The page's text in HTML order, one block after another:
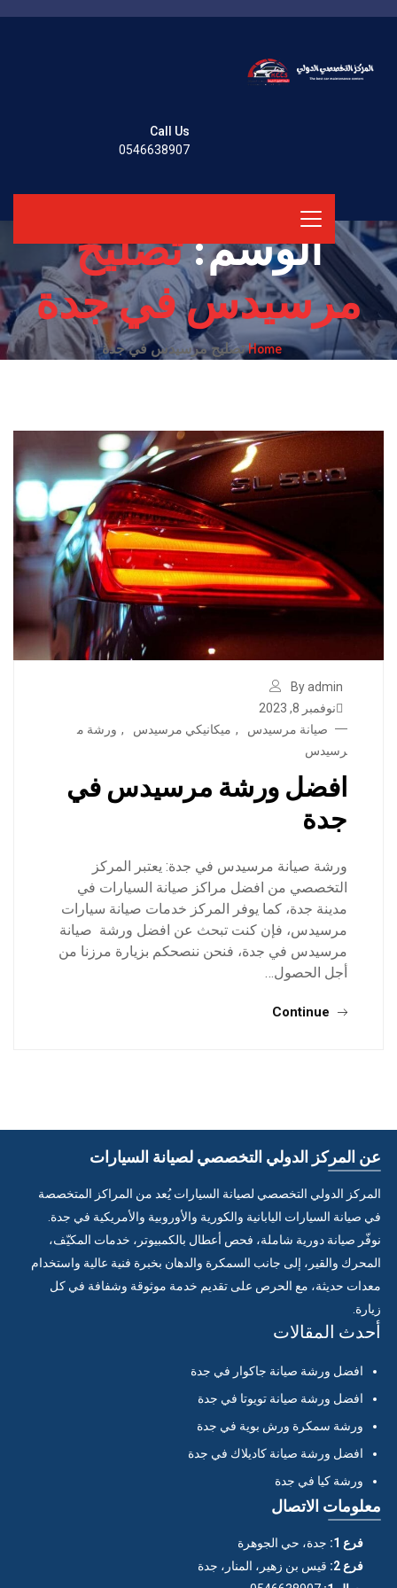
Call Us
0546638907
الوسم:تصليح
مرسيدس في جدة
Homeتصليح مرسيدس في جدة
By admin
نوفمبر 8, 2023
صيانة مرسيدس
, ميكانيكي مرسيدس , ورشة م
رسيدس
افضل ورشة مرسيدس في
جدة
ورشة صيانة مرسيدس في جدة: يعتبر المركز
التخصصي من افضل مراكز صيانة السيارات في
مدينة جدة، كما يوفر المركز خدمات صيانة سيارات
مرسيدس، فإن كنت تبحث عن افضل ورشة صيانة
مرسيدس في جدة، فنحن ننصحكم بزيارة مرزنا من
أجل الحصول…
Continue
عن المركز الدولي التخصصي لصيانة السيارات
المركز الدولي التخصصي لصيانة السيارات يُعد من المراكز المتخصصة
في صيانة السيارات اليابانية والكورية والأوروبية والأمريكية في جدة.
نوفّر صيانة دورية شاملة، فحص أعطال بالكمبيوتر، خدمات المكيّف،
المحرك والقير، إلى جانب السمكرة والدهان بخبرة فنية عالية واستخدام
معدات حديثة، مع الحرص على تقديم خدمة موثوقة وشفافة في كل
زيارة.
أحدث المقالات
افضل ورشة صيانة جاكوار في جدة
افضل ورشة صيانة تويوتا في جدة
ورشة سمكرة ورش بوية في جدة
افضل ورشة صيانة كاديلاك في جدة
ورشة كيا في جدة
معلومات الاتصال
فرع 1:
جدة، حي الجوهرة
فرع 2:
قيس بن زهير، المنار، جدة